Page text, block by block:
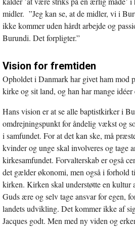
midler. ”Jeg kan se, at de midler, vi i
ikke kommer uden hårdt arbejde og
Burundi. Det forpligter.”
Vision for fremtiden
Opholdet i Danmark har givet ham mod
kirke og sit land, og han har mange
Hans vision er at se alle baptistkirker i
omdrejningspunkt for åndelig vækst og
i samfundet. For at det kan ske, må
kvinder og unge skal involveres og tage
kirkesamfundet. Forvalterskab er også
det gælder økonomi, men også i forhold
kirken. Kirken skal understøtte en kultur
Guds ære og selv tage ansvar for egen,
landets udvikling. Det kommer ikke af
Jacques godt. Men med ny viden og